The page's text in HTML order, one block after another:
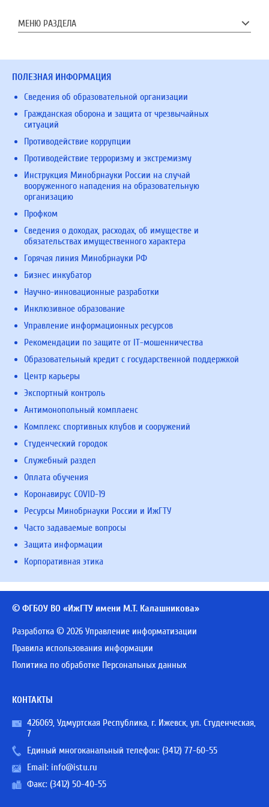
МЕНЮ РАЗДЕЛА
ПОЛЕЗНАЯ ИНФОРМАЦИЯ
Сведения об образовательной организации
Гражданская оборона и защита от чрезвычайных
ситуаций
Противодействие коррупции
Противодействие терроризму и экстремизму
Инструкция Минобрнауки России на случай
вооруженного нападения на образовательную
организацию
Профком
Сведения о доходах, расходах, об имуществе и
обязательствах имущественного характера
Горячая линия Минобрнауки РФ
Бизнес инкубатор
Научно-инновационные разработки
Инклюзивное образование
Управление информационных ресурсов
Рекомендации по защите от IT-мошенничества
Образовательный кредит с государственной поддержкой
Центр карьеры
Экспортный контроль
Антимонопольный комплаенс
Комплекс спортивных клубов и сооружений
Студенческий городок
Служебный раздел
Оплата обучения
Коронавирус COVID-19
Ресурсы Минобрнауки России и ИжГТУ
Часто задаваемые вопросы
Защита информации
Корпоративная этика
© ФГБОУ ВО «ИжГТУ имени М.Т. Калашникова»
Разработка © 2026 Управление информатизации
Правила использования информации
Политика по обработке Персональных данных
КОНТАКТЫ
426069, Удмуртская Республика, г. Ижевск, ул. Студенческая,
7
Единый многоканальный телефон: (3412) 77-60-55
Email: info@istu.ru
Факс: (3412) 50-40-55